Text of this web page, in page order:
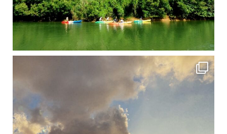
修学旅行シーズンも終わり、一気に冷え込んできました。 2025年今年もあっという間に終